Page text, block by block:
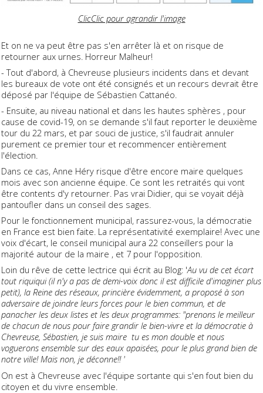
ClicClic pour agrandir l'image
Et on ne va peut être pas s'en arrêter là et on risque de
retourner aux urnes. Horreur Malheur!
- Tout d'abord, à Chevreuse plusieurs incidents dans et devant
les bureaux de vote ont été consignés et un recours devrait être
déposé par l'équipe de Sébastien Cattanéo.
- Ensuite, au niveau national et dans les hautes sphères , pour
cause de covid-19, on se demande s'il faut reporter le deuxième
tour du 22 mars, et par souci de justice, s'il faudrait annuler
purement ce premier tour et recommencer entièrement
l'élection.
Dans ce cas, Anne Héry risque d'être encore maire quelques
mois avec son ancienne équipe. Ce sont les retraités qui vont
être contents d'y retourner. Pas vrai Didier, qui se voyait déjà
pantoufler dans un conseil des sages.
Pour le fonctionnement municipal, rassurez-vous, la démocratie
en France est bien faite. La représentativité exemplaire! Avec une
voix d'écart, le conseil municipal aura 22 conseillers pour la
majorité autour de la maire , et 7 pour l'opposition.
Loin du rêve de cette lectrice qui écrit au Blog: 'Au vu de cet écart
tout riquiqui (il n'y a pas de demi-voix donc il est difficile d'imaginer plus
petit), la Reine des réseaux, princière évidemment, a proposé à son
adversaire de joindre leurs forces pour le bien commun, et de
panacher les deux listes et les deux programmes: "prenons le meilleur
de chacun de nous pour faire grandir le bien-vivre et la démocratie à
Chevreuse, Sébastien, je suis maire tu es mon double et nous
voguerons ensemble sur des eaux apaisées, pour le plus grand bien de
notre ville! Mais non, je déconne!! '
On est à Chevreuse avec l'équipe sortante qui s'en fout bien du
citoyen et du vivre ensemble.